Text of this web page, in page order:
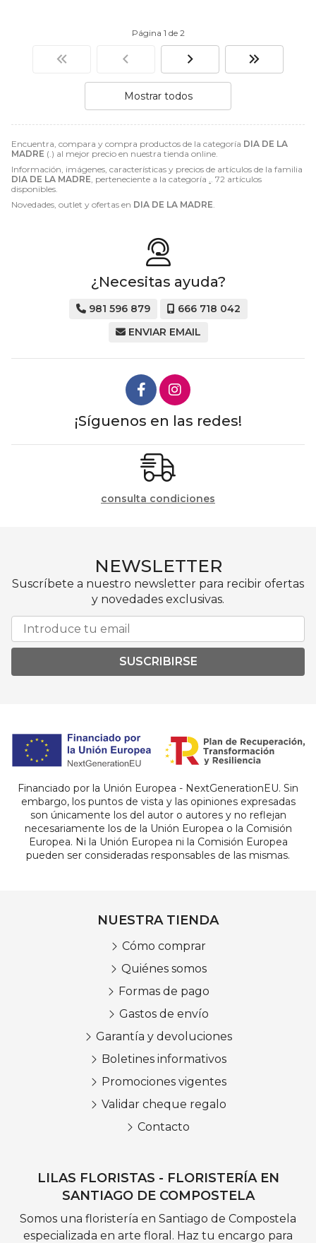
Encuentra, compara y compra productos de la categoría DIA DE LA
MADRE (.) al mejor precio en nuestra tienda online.
Información, imágenes, características y precios de artículos de la familia
DIA DE LA MADRE, perteneciente a la categoría .. 72 artículos
disponibles.
Novedades, outlet y ofertas en DIA DE LA MADRE.
Página 1 de 2
Mostrar todos
¿Necesitas ayuda?
981 596 879
666 718 042
ENVIAR EMAIL
¡Síguenos en las redes!
consulta condiciones
NEWSLETTER
Suscríbete a nuestro newsletter para recibir ofertas
y novedades exclusivas.
SUSCRIBIRSE
Financiado por la Unión Europea - NextGenerationEU. Sin
embargo, los puntos de vista y las opiniones expresadas
son únicamente los del autor o autores y no reflejan
necesariamente los de la Unión Europea o la Comisión
Europea. Ni la Unión Europea ni la Comisión Europea
pueden ser consideradas responsables de las mismas.
LILAS FLORISTAS - FLORISTERÍA EN
SANTIAGO DE COMPOSTELA
Somos una floristería en Santiago de Compostela
especializada en arte floral. Haz tu encargo para
NUESTRA TIENDA
Cómo comprar
Quiénes somos
Formas de pago
Gastos de envío
Garantía y devoluciones
Boletines informativos
Promociones vigentes
Validar cheque regalo
Contacto